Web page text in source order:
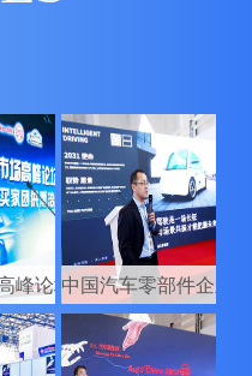
峰论坛暨北京慧联买家团供
中国汽车零部件企业